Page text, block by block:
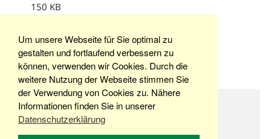
Um unsere Webseite für Sie optimal zu
gestalten und fortlaufend verbessern zu
können, verwenden wir Cookies. Durch die
weitere Nutzung der Webseite stimmen Sie
der Verwendung von Cookies zu. Nähere
Informationen finden Sie in unserer
Datenschutzerklärung
150 KB
162 KB
© Copyright 2026 Stiftung VfJ Berlin